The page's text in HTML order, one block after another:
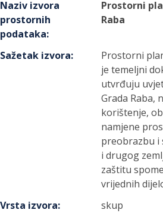
Naziv izvora
prostornih
podataka:
Prostorni
Raba
Sažetak izvora:
Prostorni
je temeljni
utvrđuju
Grada Raba,
korištenje,
namjene
preobrazbu i
i drugog
zaštitu
vrijednih
Vrsta izvora:
skup